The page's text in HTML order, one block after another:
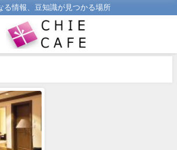
る情報、豆知識が見つかる場所